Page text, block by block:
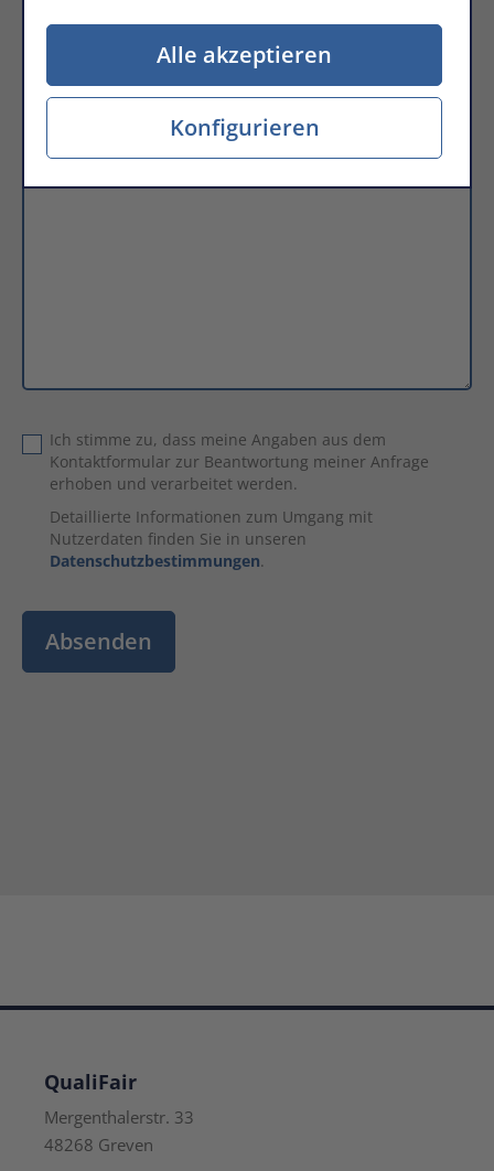
Alle akzeptieren
Konfigurieren
Ihre Mitteilung
Ich stimme zu, dass meine Angaben aus dem
Kontaktformular zur Beantwortung meiner Anfrage
erhoben und verarbeitet werden.
Detaillierte Informationen zum Umgang mit
Nutzerdaten finden Sie in unseren
Datenschutzbestimmungen.
Absenden
QualiFair
Mergenthalerstr. 33
48268 Greven